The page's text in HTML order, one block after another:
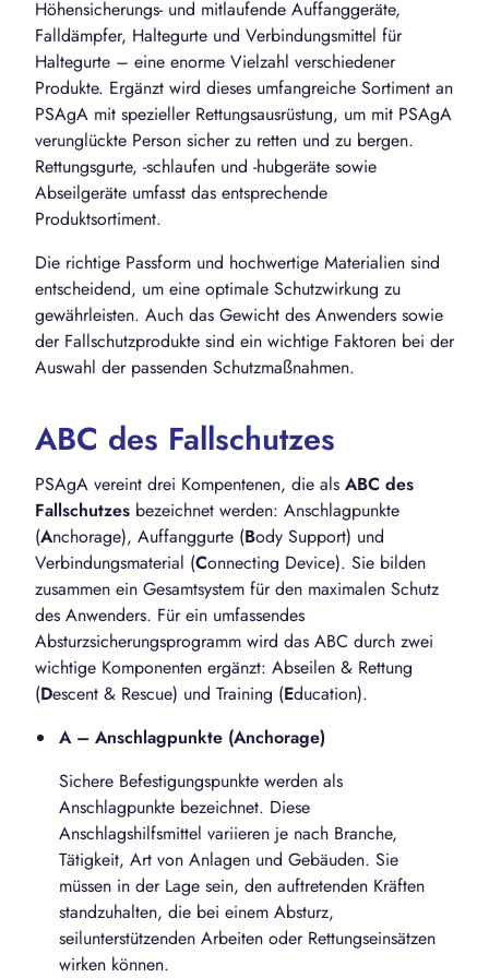
Höhensicherungs- und mitlaufende Auffanggeräte,
Falldämpfer, Haltegurte und Verbindungsmittel für
Haltegurte – eine enorme Vielzahl verschiedener
Produkte. Ergänzt wird dieses umfangreiche Sortiment an
PSAgA mit spezieller Rettungsausrüstung, um mit PSAgA
verunglückte Person sicher zu retten und zu bergen.
Rettungsgurte, -schlaufen und -hubgeräte sowie
Abseilgeräte umfasst das entsprechende
Produktsortiment.
Die richtige Passform und hochwertige Materialien sind
entscheidend, um eine optimale Schutzwirkung zu
gewährleisten. Auch das Gewicht des Anwenders sowie
der Fallschutzprodukte sind ein wichtige Faktoren bei der
Auswahl der passenden Schutzmaßnahmen.
ABC des Fallschutzes
PSAgA vereint drei Kompentenen, die als ABC des
Fallschutzes bezeichnet werden: Anschlagpunkte
(Anchorage), Auffanggurte (Body Support) und
Verbindungsmaterial (Connecting Device). Sie bilden
zusammen ein Gesamtsystem für den maximalen Schutz
des Anwenders. Für ein umfassendes
Absturzsicherungsprogramm wird das ABC durch zwei
wichtige Komponenten ergänzt: Abseilen & Rettung
(Descent & Rescue) und Training (Education).
A – Anschlagpunkte (Anchorage)
Sichere Befestigungspunkte werden als
Anschlagpunkte bezeichnet. Diese
Anschlagshilfsmittel variieren je nach Branche,
Tätigkeit, Art von Anlagen und Gebäuden. Sie
müssen in der Lage sein, den auftretenden Kräften
standzuhalten, die bei einem Absturz,
seilunterstützenden Arbeiten oder Rettungseinsätzen
wirken können.